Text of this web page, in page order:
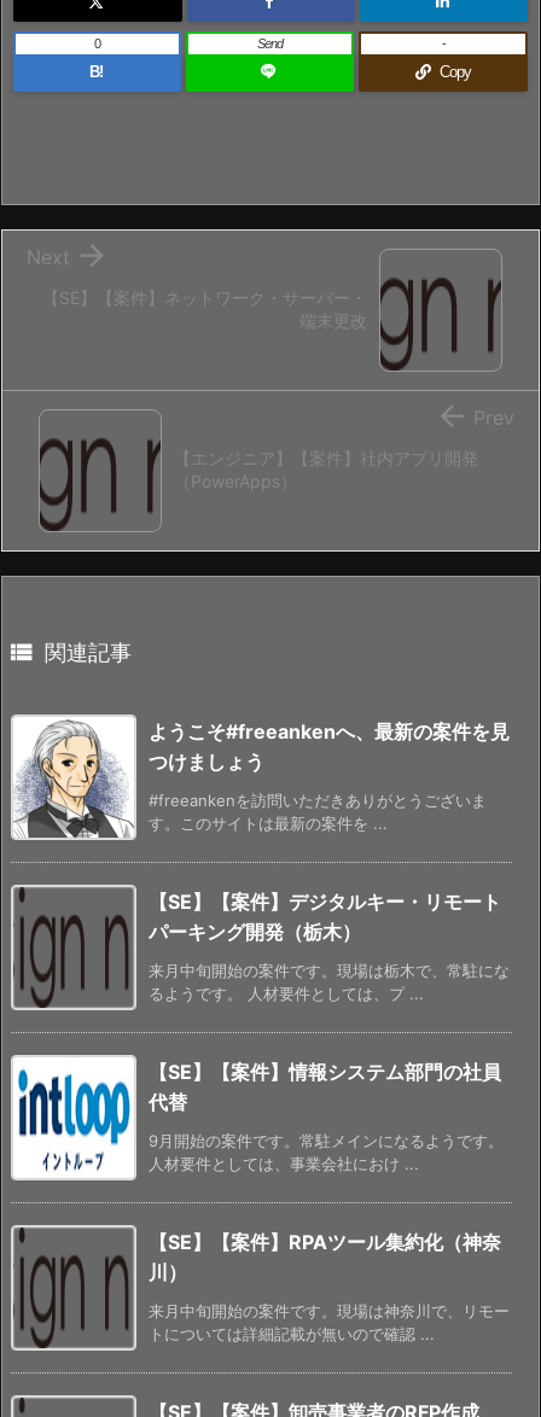
B!
0 Send
Copy
-
【SE】【案件】ネットワーク・サーバー・
端末更改

Next
【エンジニア】【案件】社内アプリ開発
（PowerApps）
 Prev
 関連記事
ようこそ#freeankenへ、最新の案件を見
つけましょう
#freeankenを訪問いただきありがとうございま
す。このサイトは最新の案件を ...
【SE】【案件】デジタルキー・リモート
パーキング開発（栃木）
来月中旬開始の案件です。現場は栃木で、常駐にな
るようです。 人材要件としては、プ ...
【SE】【案件】情報システム部門の社員
代替
9月開始の案件です。常駐メインになるようです。
人材要件としては、事業会社におけ ...
【SE】【案件】RPAツール集約化（神奈
川）
来月中旬開始の案件です。現場は神奈川で、リモー
トについては詳細記載が無いので確認 ...
【SE】【案件】卸売事業者のRFP作成